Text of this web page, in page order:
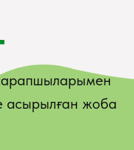
асырылған жоба